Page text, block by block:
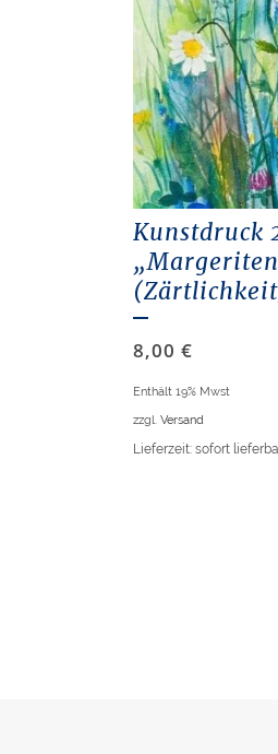
Kunstdruck
8,00 €
Enthält 19% Mwst
zzgl. Versand
Lieferzeit: sofort